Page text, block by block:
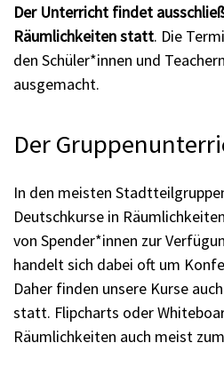
Der Unterricht findet
Räumlichkeiten statt. Die
den Schüler*innen und
ausgemacht.
Der
In den meisten
Deutschkurse in
von Spender*innen zur
handelt sich dabei oft um
Daher finden unsere Kurse
statt. Flipcharts oder
Räumlichkeiten auch meist